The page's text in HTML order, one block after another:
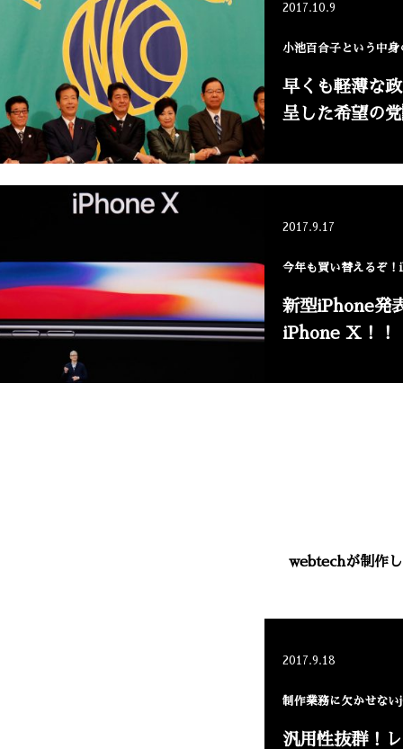
2017.10.9
小池百合子という中身
早くも軽薄な
呈した希望の
2017.9.17
今年も買い替えるぞ
新型iPhone発
iPhone X！！
webtechが制作
2017.9.18
制作業務に欠かせな
汎用性抜群！